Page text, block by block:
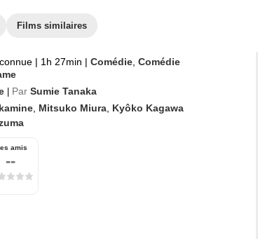
Films similaires
| 1h 27min | Comédie Comédie
Par Sumie Tanaka
Mitsuko Miura Kyôko Kagawa
amis
--